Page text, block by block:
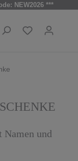
NEW2026 ***
Namen und